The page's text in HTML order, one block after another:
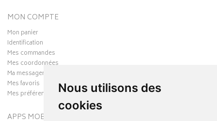
Nous utilisons des
cookies
MON COMPTE
Mon panier
Identification
Mes commandes
Mes coordonnées
Ma messagerie
Mes favoris
Mes préférences Cookies
APPS MOBILES